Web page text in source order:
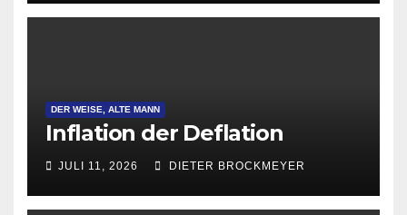
DER WEISE, ALTE MANN
Inflation der Deflation
JULI 11, 2026 DIETER BROCKMEYER